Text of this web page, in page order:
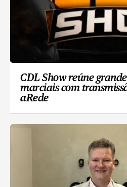
CDL Show reúne
marciais com
aRede